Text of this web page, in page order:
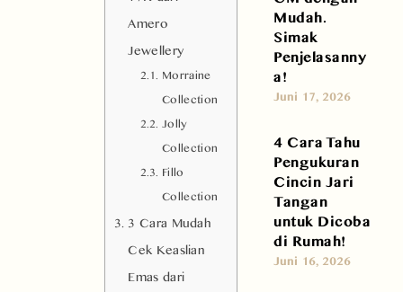
Amero
Jewellery
Morraine
Collection
Jolly
Collection
Fillo
Collection
3 Cara Mudah
Cek Keaslian
Emas dari
Mudah.
Simak
Penjelasanny
a!
Juni 17, 2026
4 Cara Tahu
Pengukuran
Cincin Jari
Tangan
untuk Dicoba
di Rumah!
Juni 16, 2026